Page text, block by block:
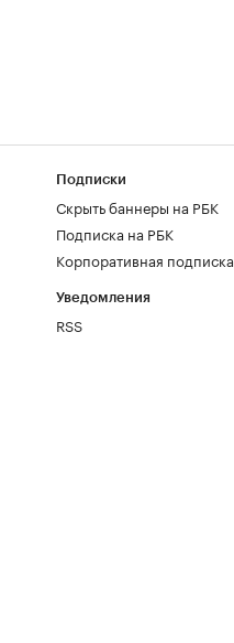
Подписки
Скрыть баннеры на РБК
Подписка на РБК
Корпоративная подписка
Уведомления
RSS